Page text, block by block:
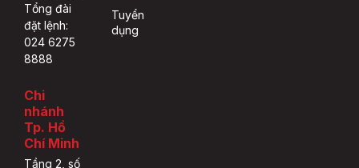
Tổng đài
đặt lệnh:
024 6275
8888
Chi
nhánh
Tp. Hồ
Chí Minh
Tầng 2, số
Tuyển
dụng